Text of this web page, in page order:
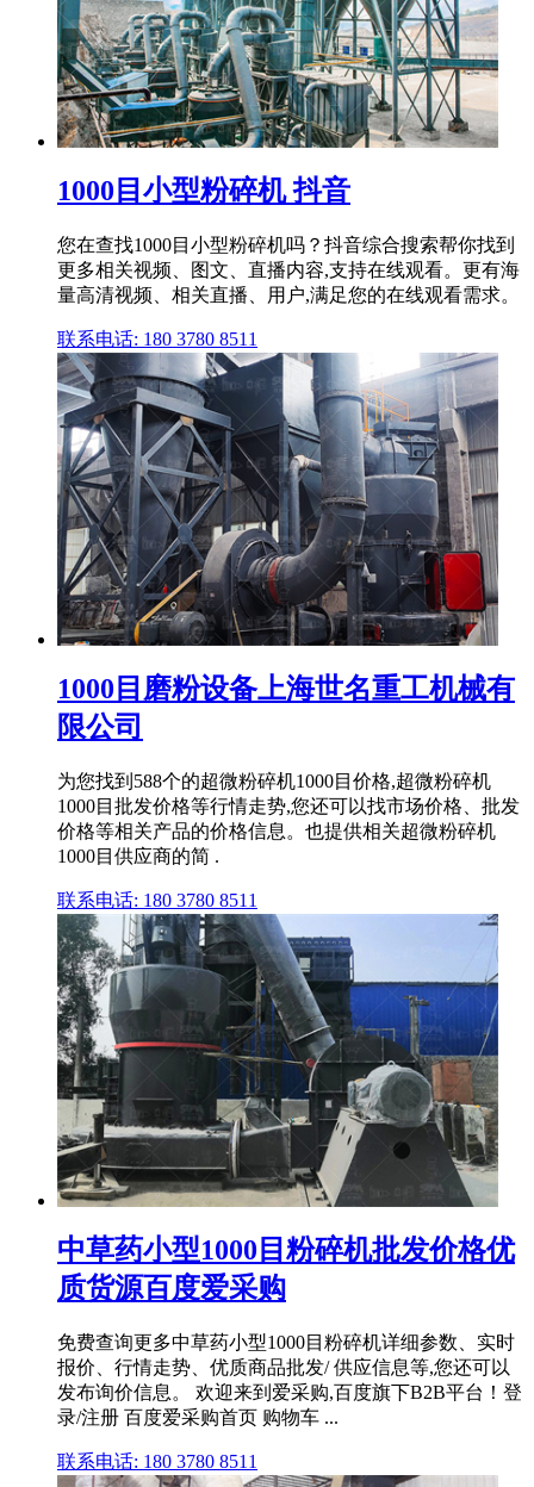
1000目小型粉碎机 抖音
您在查找1000目小型粉碎机吗？抖音综合搜索帮你找到
更多相关视频、图文、直播内容,支持在线观看。更有海
量高清视频、相关直播、用户,满足您的在线观看需求。
联系电话: 180 3780 8511
1000目磨粉设备上海世名重工机械有
限公司
为您找到588个的超微粉碎机1000目价格,超微粉碎机
1000目批发价格等行情走势,您还可以找市场价格、批发
价格等相关产品的价格信息。也提供相关超微粉碎机
1000目供应商的简 .
联系电话: 180 3780 8511
中草药小型1000目粉碎机批发价格优
质货源百度爱采购
免费查询更多中草药小型1000目粉碎机详细参数、实时
报价、行情走势、优质商品批发/ 供应信息等,您还可以
发布询价信息。 欢迎来到爱采购,百度旗下B2B平台！登
录/注册 百度爱采购首页 购物车 ...
联系电话: 180 3780 8511